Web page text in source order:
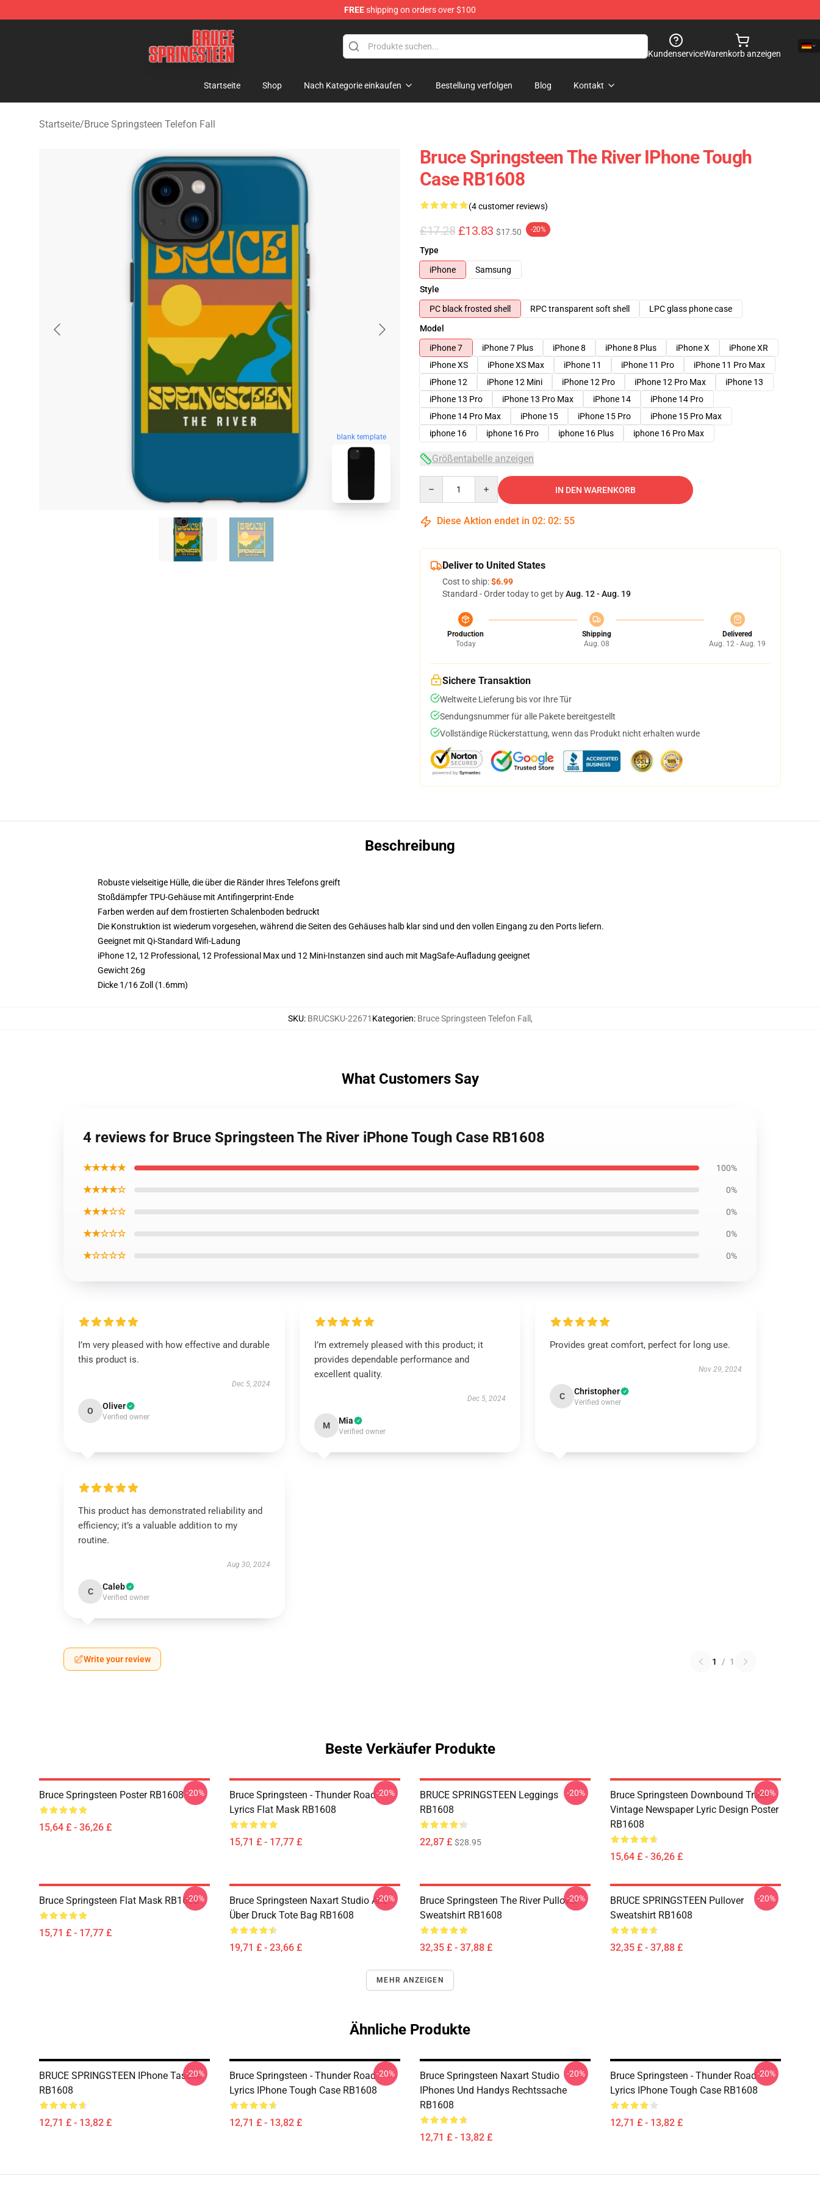
FREEshipping on orders over $100
Bruce Springsteen Store - Official Bruce Springsteen Merchandise Shop
KundenserviceWarenkorb anzeigen
Startseite Shop Nach Kategorie einkaufen Bestellung verfolgen Blog Kontakt
Startseite/Bruce Springsteen Telefon Fall
blank template
Bruce Springsteen The River IPhone Tough
Case RB1608
(4 customer reviews)
£17.28 £13.83 $17.50 -20%
Type
iPhone
Samsung
Style
PC black frosted shell
RPC transparent soft shell
LPC glass phone case
Model
iPhone 7
iPhone 7 Plus iPhone 8 iPhone 8 Plus iPhone X
iPhone XR
iPhone XS
iPhone XS Max iPhone 11 iPhone 11 Pro
iPhone 11 Pro Max
iPhone 12
iPhone 12 Mini iPhone 12 Pro iPhone 12 Pro Max
iPhone 13
iPhone 13 Pro
iPhone 13 Pro Max iPhone 14
iPhone 14 Pro
iPhone 14 Pro Max
iPhone 15 iPhone 15 Pro
iPhone 15 Pro Max
iphone 16
iphone 16 Pro iphone 16 Plus iphone 16 Pro Max
Größentabelle anzeigen
IN DEN WARENKORB
Diese Aktion endet in 02: 02: 54
Deliver to United States
Cost to ship:$6.99
Standard - Order today to get byAug. 12 - Aug. 19
Production
Today
Shipping
Aug. 08
Delivered
Aug. 12 - Aug. 19
Sichere Transaktion
Weltweite Lieferung bis vor Ihre Tür
Sendungsnummer für alle Pakete bereitgestellt
Vollständige Rückerstattung, wenn das Produkt nicht erhalten wurde
Beschreibung
Robuste vielseitige Hülle, die über die Ränder Ihres Telefons greift
Stoßdämpfer TPU-Gehäuse mit Antifingerprint-Ende
Farben werden auf dem frostierten Schalenboden bedruckt
Die Konstruktion ist wiederum vorgesehen, während die Seiten des Gehäuses halb klar sind und den vollen Eingang zu den Ports liefern.
Geeignet mit Qi-Standard Wifi-Ladung
iPhone 12, 12 Professional, 12 Professional Max und 12 Mini-Instanzen sind auch mit MagSafe-Aufladung geeignet
Gewicht 26g
Dicke 1/16 Zoll (1.6mm)
SKU: BRUCSKU-22671 Kategorien: Bruce Springsteen Telefon Fall ,
What Customers Say
4 reviews for Bruce Springsteen The River iPhone Tough Case RB1608
★★★★★ 100%
★★★★☆ 0%
★★★☆☆ 0%
★★☆☆☆ 0%
★☆☆☆☆ 0%
I’m very pleased with how effective and durable
this product is.
Dec 5, 2024
O Oliver
Verified owner
I’m extremely pleased with this product; it
provides dependable performance and
excellent quality.
Dec 5, 2024
M Mia
Verified owner
Provides great comfort, perfect for long use.
Nov 29, 2024
C Christopher
Verified owner
This product has demonstrated reliability and
efficiency; it’s a valuable addition to my
routine.
Aug 30, 2024
C Caleb
Verified owner
Write your review 1 / 1
Beste Verkäufer Produkte
Bruce Springsteen Poster RB1608
15,64 £ - 36,26 £
-20%
Bruce Springsteen - Thunder Road
Lyrics Flat Mask RB1608
15,71 £ - 17,77 £
-20%
BRUCE SPRINGSTEEN Leggings
RB1608
22,87 £ $28.95
-20%
Bruce Springsteen Downbound Train
Vintage Newspaper Lyric Design Poster
RB1608
15,64 £ - 36,26 £
-20%
Bruce Springsteen Flat Mask RB1608
15,71 £ - 17,77 £
-20%
Bruce Springsteen Naxart Studio Alle
Über Druck Tote Bag RB1608
19,71 £ - 23,66 £
-20%
Bruce Springsteen The River Pullover
Sweatshirt RB1608
32,35 £ - 37,88 £
-20%
BRUCE SPRINGSTEEN Pullover
Sweatshirt RB1608
32,35 £ - 37,88 £
-20%
MEHR ANZEIGEN
Ähnliche Produkte
BRUCE SPRINGSTEEN IPhone Tasche
RB1608
12,71 £ - 13,82 £
-20%
Bruce Springsteen - Thunder Road
Lyrics IPhone Tough Case RB1608
12,71 £ - 13,82 £
-20%
Bruce Springsteen Naxart Studio
IPhones Und Handys Rechtssache
RB1608
12,71 £ - 13,82 £
-20%
Bruce Springsteen - Thunder Road
Lyrics IPhone Tough Case RB1608
12,71 £ - 13,82 £
-20%